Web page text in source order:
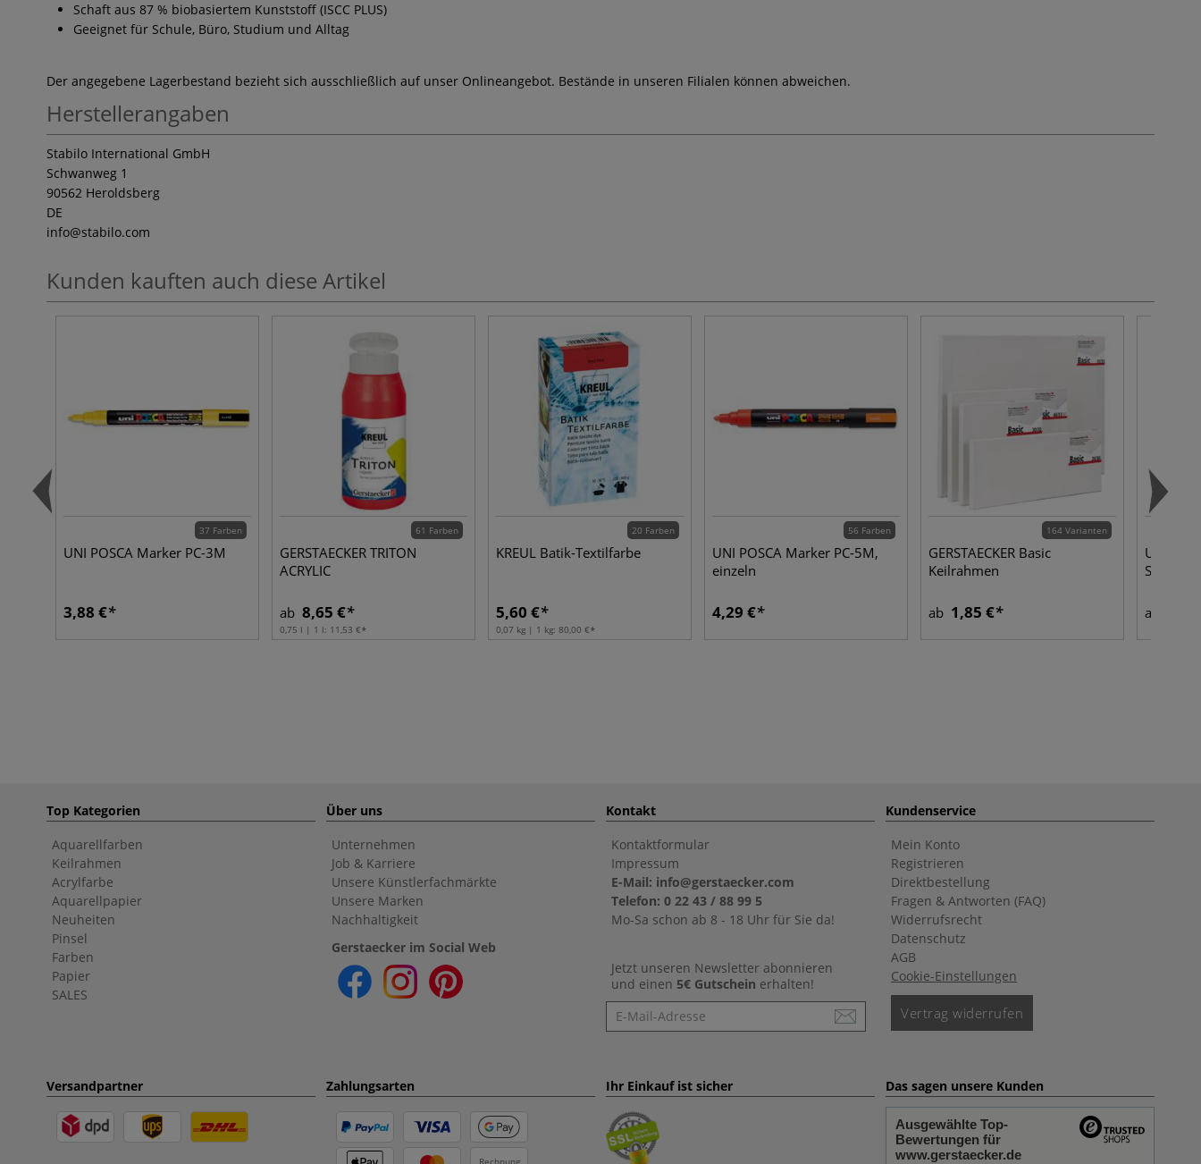
Schaft aus 87 % biobasiertem Kunststoff (ISCC PLUS)
Geeignet für Schule, Büro, Studium und Alltag
Der angegebene Lagerbestand bezieht sich ausschließlich auf unser Onlineangebot. Bestände in unseren Filialen können abweichen.
Herstellerangaben
Stabilo International GmbH
Schwanweg 1
90562 Heroldsberg
DE
info@stabilo.com
Kunden kauften auch diese Artikel
37 Farben
UNI POSCA Marker PC-3M
3,88 €
61 Farben
GERSTAECKER TRITON
ACRYLIC
ab 8,65 €
0,75 l | 1 l: 11,53 €
20 Farben
KREUL Batik-Textilfarbe
5,60 €
0,07 kg | 1 kg: 80,00 €
56 Farben
UNI POSCA Marker PC-5M,
einzeln
4,29 €
164 Varianten
GERSTAECKER Basic
Keilrahmen
ab 1,85 €
UNI
Sets
ab
Top Kategorien
Aquarellfarben
Keilrahmen
Acrylfarbe
Aquarellpapier
Neuheiten
Pinsel
Farben
Papier
SALES
Über uns
Unternehmen
Job & Karriere
Unsere Künstlerfachmärkte
Unsere Marken
Nachhaltigkeit
Gerstaecker im Social Web
Kontakt
Kontaktformular
Impressum
E-Mail: info@gerstaecker.com
Telefon: 0 22 43 / 88 99 5
Mo-Sa schon ab 8 - 18 Uhr für Sie da!
Jetzt unseren Newsletter abonnieren
und einen 5€ Gutschein erhalten!
Newsletter
Kundenservice
Mein Konto
Registrieren
Direktbestellung
Fragen & Antworten (FAQ)
Widerrufsrecht
Datenschutz
AGB
Cookie-Einstellungen
Vertrag widerrufen
Versandpartner Zahlungsarten
Rechnung
Ihr Einkauf ist sicher Das sagen unsere Kunden
Ausgewählte Top-
Bewertungen für
www.gerstaecker.de